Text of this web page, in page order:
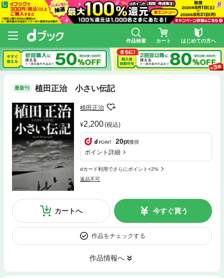
作品検索 カート はじめての方へ
最新刊 植田正治 小さい伝記
植田正治
2,200(税込)
20pt獲得
ポイント詳細
dカード利用でさらにポイント+2%
返品不可
カートへ 今すぐ買う
作品をチェックする
作品情報へ